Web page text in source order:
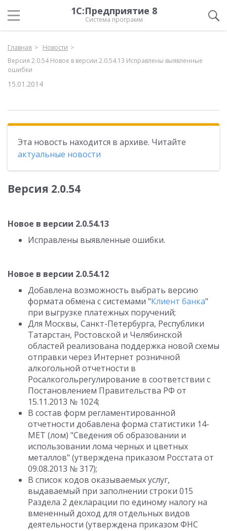
1С:Предприятие 8
Система программ
Главная
Новости
Версия 2.0.54 Новое в версии 2.0.54.13 Исправлены выявленные
ошибки
15.01.2014
Эта новость находится в архиве. Читайте
актуальные новости
Версия 2.0.54
Новое в версии 2.0.54.13
Исправлены выявленные ошибки.
Новое в версии 2.0.54.12
Добавлена возможность выбрать версию
формата обмена с системами "Клиент банка"
при выгрузке платежных поручений;
Для Москвы, Санкт-Петербурга, Республики
Татарстан, Ростовской и Челябинской
областей реализована поддержка новой схемы
отправки через Интернет розничной
алкогольной отчетности в
Росалкогольрегулирование в соответствии с
Постановлением Правительства РФ от
15.11.2013 № 1024;
В состав форм регламентированной
отчетности добавлена форма статистики 14-
МЕТ (лом) "Сведения об образовании и
использовании лома черных и цветных
металлов" (утверждена приказом Росстата от
09.08.2013 № 317);
В список кодов оказываемых услуг,
выдаваемый при заполнении строки 015
Раздела 2 декларации по единому налогу на
вмененный доход для отдельных видов
деятельности (утверждена приказом ФНС